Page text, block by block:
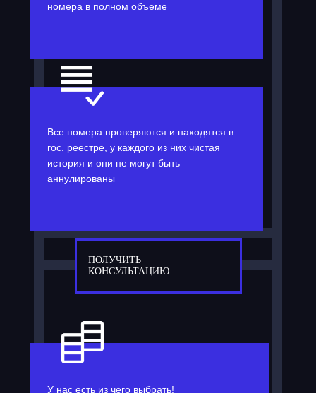
номера в полном объеме
Все номера проверяются и находятся в
гос. реестре, у каждого из них чистая
история и они не могут быть
аннулированы
ПОЛУЧИТЬ
КОНСУЛЬТАЦИЮ
У нас есть из чего выбрать!